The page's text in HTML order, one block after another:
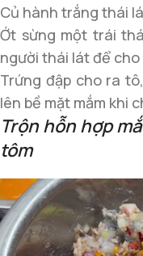
Củ hành trắng thái
Ớt sừng một trái
người thái lát để
Trứng đập cho ra
lên bề mặt mắm khi
Trộn hỗn hợp
tôm